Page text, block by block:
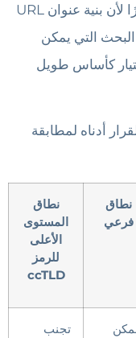
واستراتيجيتك الدولية طويلة الأجل. ونظرًا لأن بنية عنوان URL
التي يمكن
كأساس طويل
أدناه لمطابقة
نطاق
فرعي
نطاق
المستوى
الأعلى
للرمز
ccTLD
تجنب